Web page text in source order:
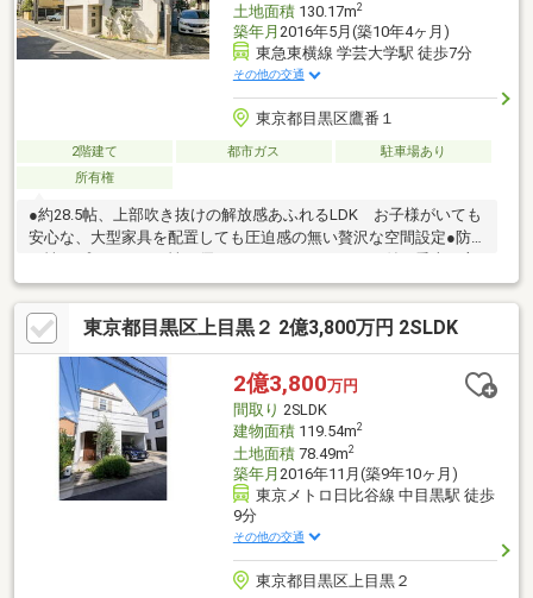
土地面積130.17m2
築年月 2016年5月(築10年4ヶ月)
東急東横線 学芸大学駅 徒歩7分
その他の交通
東京都目黒区鷹番１
2階建て 都市ガス
駐車場あり
所有権
●約28.5帖、上部吹き抜けの解放感あふれるLDK お子様がいても
安心な、大型家具を配置しても圧迫感の無い贅沢な空間設定●防
る電動シャッター付き、雨の日も濡れずに乗り降り可能●プライ
バシー性に優れた開放的なバルコニー 周囲の視線を遮る高さの
ある壁、 プライベート間のあるバルコニー空間 水栓付きのた
めお子様やペットの水遊び可能●リビングを見渡せる幅2.7mの対
面式キッチン
東京都目黒区上目黒２ 2億3,800万円 2SLDK
2億3,800万円
間取り 2SLDK
建物面積119.54m2
土地面積78.49m2
築年月 2016年11月(築9年10ヶ月)
東京メトロ日比谷線 中目黒駅 徒歩
9分
その他の交通
東京都目黒区上目黒２